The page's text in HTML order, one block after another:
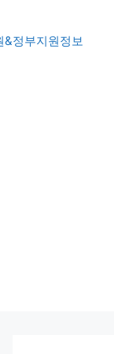
&정부지원정보